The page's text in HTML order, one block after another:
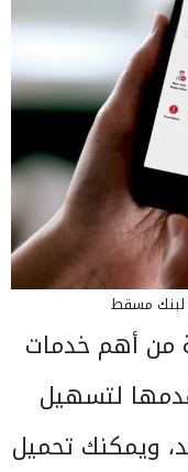
لبنك مسقط
من أهم خدمات
لتسهيل
ويمكنك تحميل